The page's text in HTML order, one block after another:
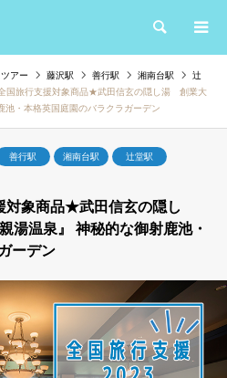
検索
アー 藤沢駅 善行駅 湘南台駅
辻
国旅行支援対象商品★武田信玄の隠し湯 創業大
・本格英国庭園のバラクラガーデン
善行駅 湘南台駅 辻堂駅
象商品★武田信玄の隠し
温泉』 神秘的な御射鹿池・
ーデン